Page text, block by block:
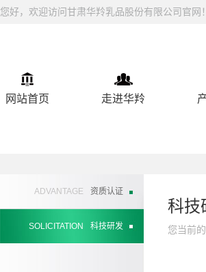
您好，欢迎访问甘肃华羚乳品股份有限公司官网
网站首页 走进华羚
ADVANTAGE 资质认证
SOLICITATION 科技研发
科技
您当前